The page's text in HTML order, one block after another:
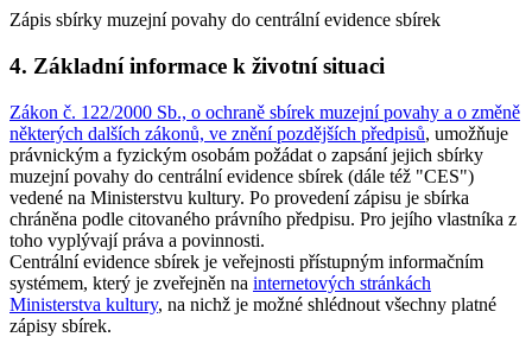
Zápis sbírky muzejní povahy do centrální evidence sbírek
4. Základní informace k životní situaci
Zákon č. 122/2000 Sb., o ochraně sbírek muzejní povahy a o změně
některých dalších zákonů, ve znění pozdějších předpisů, umožňuje
právnickým a fyzickým osobám požádat o zapsání jejich sbírky
muzejní povahy do centrální evidence sbírek (dále též "CES")
vedené na Ministerstvu kultury. Po provedení zápisu je sbírka
chráněna podle citovaného právního předpisu. Pro jejího vlastníka z
toho vyplývají práva a povinnosti.
Centrální evidence sbírek je veřejnosti přístupným informačním
systémem, který je zveřejněn na internetových stránkách
Ministerstva kultury, na nichž je možné shlédnout všechny platné
zápisy sbírek.